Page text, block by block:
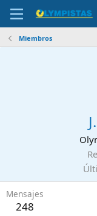
Miembros
Mensajes
248